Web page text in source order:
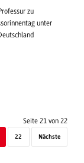
zu
unter
Seite 21 von 22
22 Nächste